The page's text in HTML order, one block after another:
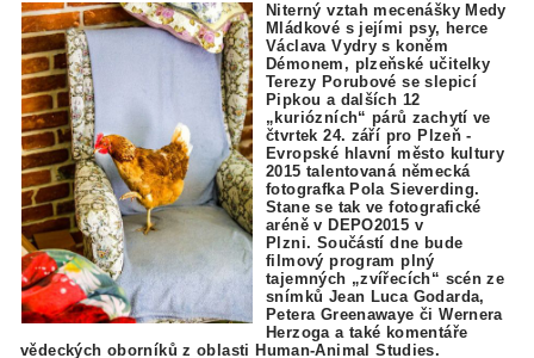
Niterný vztah mecenášky Medy
Mládkové s jejími psy, herce
Václava Vydry s koněm
Démonem, plzeňské učitelky
Terezy Porubové se slepicí
Pipkou a dalších 12
„kuriózních“ párů zachytí ve
čtvrtek 24. září pro Plzeň -
Evropské hlavní město kultury
2015 talentovaná německá
fotografka Pola Sieverding.
Stane se tak ve fotografické
aréně v DEPO2015 v
Plzni. Součástí dne bude
filmový program plný
tajemných „zvířecích“ scén ze
snímků Jean Luca Godarda,
Petera Greenawaye či Wernera
Herzoga a také komentáře
vědeckých oborníků z oblasti Human-Animal Studies.